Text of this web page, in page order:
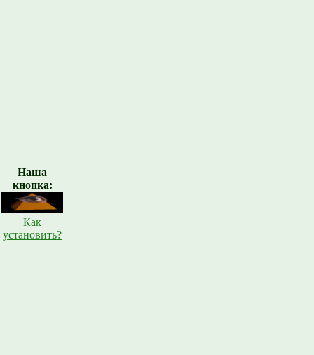
Наша
кнопка:
Как
установить?